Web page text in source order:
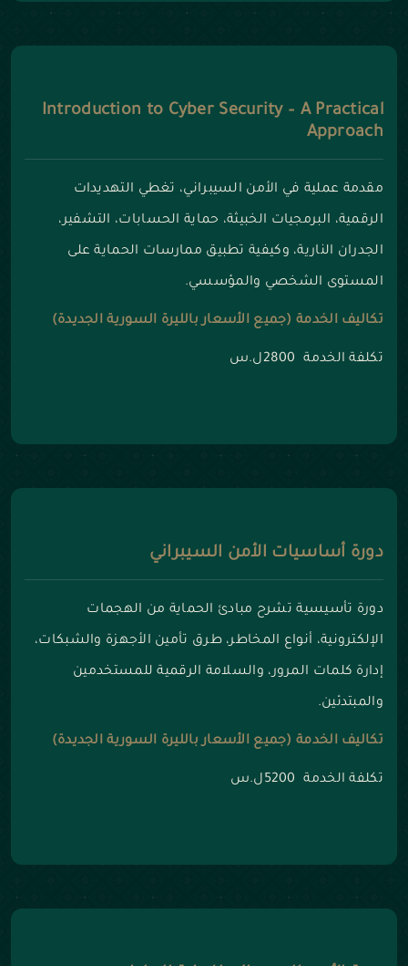
Introduction to Cyber Security – A Practical
Approach
مقدمة عملية في الأمن السيبراني، تغطي التهديدات
الرقمية، البرمجيات الخبيثة، حماية الحسابات، التشفير،
الجدران النارية، وكيفية تطبيق ممارسات الحماية على
المستوى الشخصي والمؤسسي.
تكاليف الخدمة (جميع الأسعار بالليرة السورية الجديدة)
تكلفة الخدمة 2800ل.س
دورة أساسيات الأمن السيبراني
دورة تأسيسية تشرح مبادئ الحماية من الهجمات
الإلكترونية، أنواع المخاطر، طرق تأمين الأجهزة والشبكات،
إدارة كلمات المرور، والسلامة الرقمية للمستخدمين
والمبتدئين.
تكاليف الخدمة (جميع الأسعار بالليرة السورية الجديدة)
تكلفة الخدمة 5200ل.س